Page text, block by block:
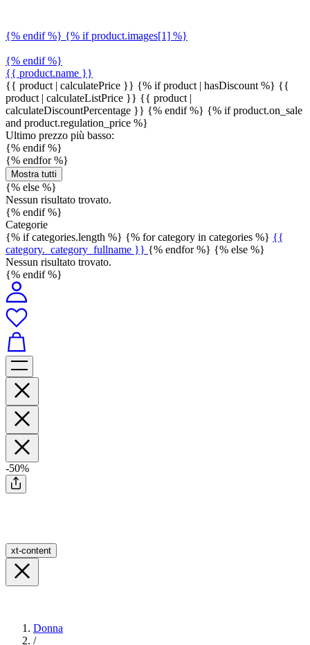
{% endif %} {% if product.images[1] %}
{% endif %}
{{ product.name }}
{{ product | calculatePrice }} {% if product | hasDiscount %} {{
product | calculateListPrice }} {{ product |
calculateDiscountPercentage }} {% endif %} {% if product.on_sale
and product.regulation_price %}
Ultimo prezzo più basso:
{% endif %}
{% endfor %}
Mostra tutti
{% else %}
Nessun risultato trovato.
{% endif %}
Categorie
{% if categories.length %} {% for category in categories %} {{
category._category_fullname }} {% endfor %} {% else %}
Nessun risultato trovato.
{% endif %}
-50%
xt-content
Donna
/